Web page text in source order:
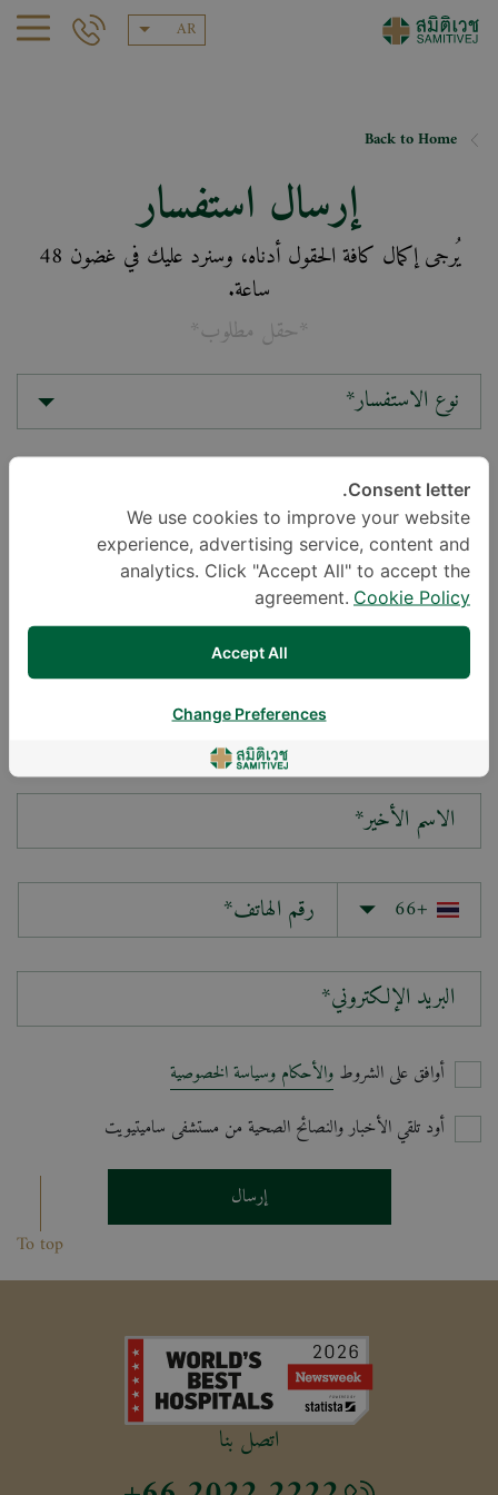
AR
Back to Home
إرسال استفسار
يُرجى إكمال كافة الحقول أدناه، وسنرد عليك في غضون 48
ساعة.
*حقل مطلوب*
نوع الاستفسار*
الموقع*
سؤالك*
الاسم الأخير*
البريد الإلكتروني*
أوافق على الشروط والأحكام وسياسة الخصوصية
أود تلقي الأخبار والنصائح الصحية من مستشفى ساميتيويت
إرسال
To top
اتصل بنا
Consent letter.
We use cookies to improve your website
experience, advertising service, content and
analytics. Click "Accept All" to accept the
agreement. Cookie Policy
Accept All
Change Preferences